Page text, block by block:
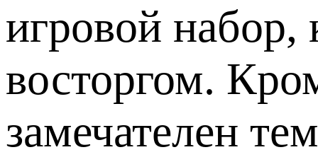
игровой
восторгом.
замечателен